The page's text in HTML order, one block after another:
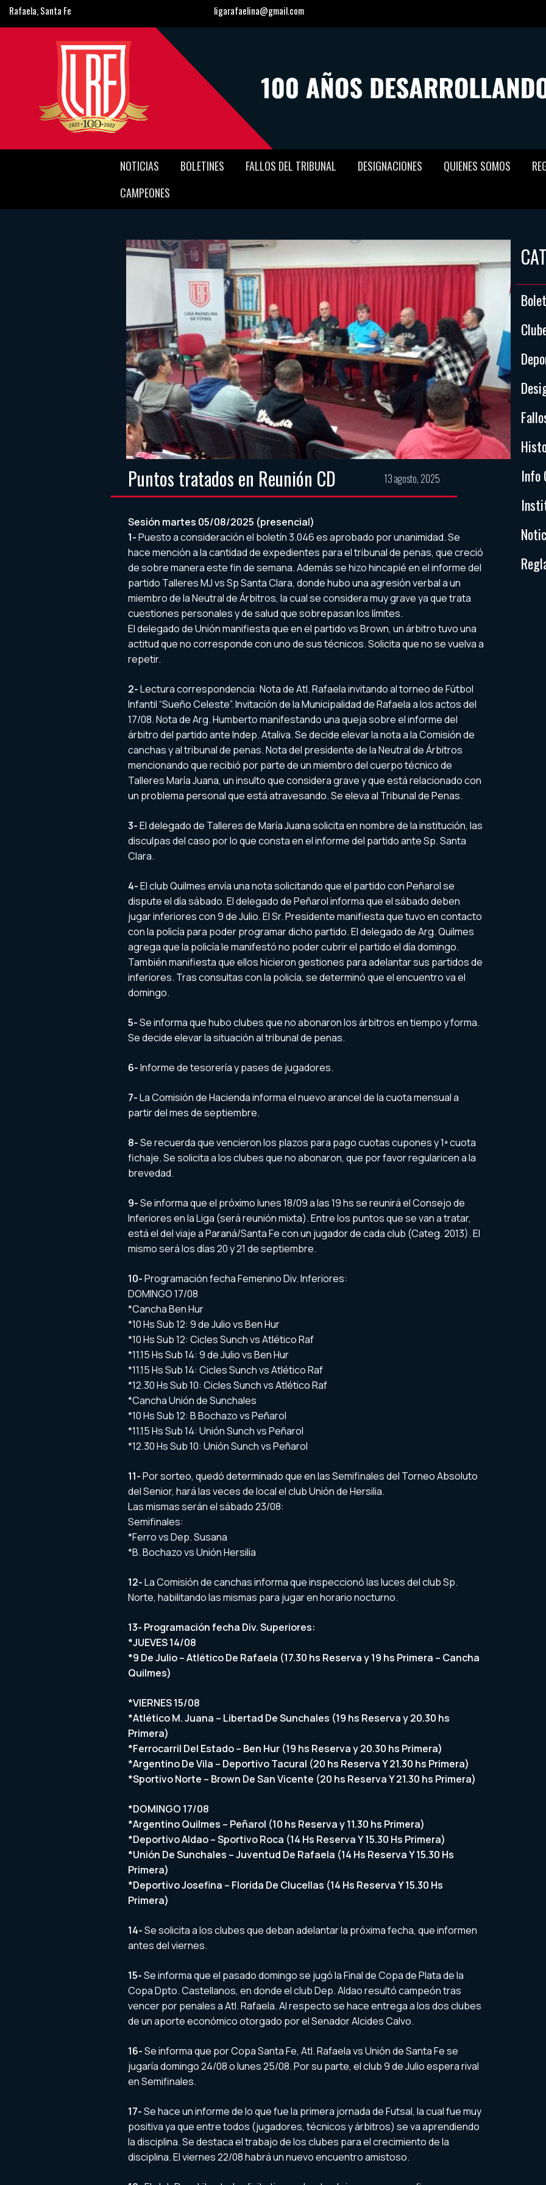
Rafaela, Santa Fe ligarafaelina@gmail.com
NOTICIAS BOLETINES FALLOS DEL TRIBUNAL DESIGNACIONES QUIENES SOMOS
CAMPEONES
Puntos tratados en Reunión CD 13 agosto, 2025
Sesión martes 05/08/2025 (presencial)
1-Puesto a consideración el boletín 3.046 es aprobado por unanimidad. Se
hace mención a la cantidad de expedientes para el tribunal de penas, que creció
de sobre manera este fin de semana. Además se hizo hincapié en el informe del
partido Talleres MJ vs Sp Santa Clara, donde hubo una agresión verbal a un
miembro de la Neutral de Árbitros, la cual se considera muy grave ya que trata
cuestiones personales y de salud que sobrepasan los límites.
El delegado de Unión manifiesta que en el partido vs Brown, un árbitro tuvo una
actitud que no corresponde con uno de sus técnicos. Solicita que no se vuelva a
repetir.
2-Lectura correspondencia: Nota de Atl. Rafaela invitando al torneo de Fútbol
Infantil “Sueño Celeste”. Invitación de la Municipalidad de Rafaela a los actos del
17/08. Nota de Arg. Humberto manifestando una queja sobre el informe del
árbitro del partido ante Indep. Ataliva. Se decide elevar la nota a la Comisión de
canchas y al tribunal de penas. Nota del presidente de la Neutral de Árbitros
mencionando que recibió por parte de un miembro del cuerpo técnico de
Talleres María Juana, un insulto que considera grave y que está relacionado con
un problema personal que está atravesando. Se eleva al Tribunal de Penas.
3-El delegado de Talleres de María Juana solicita en nombre de la institución, las
disculpas del caso por lo que consta en el informe del partido ante Sp. Santa
Clara.
4-El club Quilmes envía una nota solicitando que el partido con Peñarol se
dispute el día sábado. El delegado de Peñarol informa que el sábado deben
jugar inferiores con 9 de Julio. El Sr. Presidente manifiesta que tuvo en contacto
con la policía para poder programar dicho partido. El delegado de Arg. Quilmes
agrega que la policía le manifestó no poder cubrir el partido el día domingo.
También manifiesta que ellos hicieron gestiones para adelantar sus partidos de
inferiores. Tras consultas con la policía, se determinó que el encuentro va el
domingo.
5-Se informa que hubo clubes que no abonaron los árbitros en tiempo y forma.
Se decide elevar la situación al tribunal de penas.
6-Informe de tesorería y pases de jugadores.
7-La Comisión de Hacienda informa el nuevo arancel de la cuota mensual a
partir del mes de septiembre.
8-Se recuerda que vencieron los plazos para pago cuotas cupones y 1ª cuota
fichaje. Se solicita a los clubes que no abonaron, que por favor regularicen a la
brevedad.
9-Se informa que el próximo lunes 18/09 a las 19 hs se reunirá el Consejo de
Inferiores en la Liga (será reunión mixta). Entre los puntos que se van a tratar,
está el del viaje a Paraná/Santa Fe con un jugador de cada club (Categ. 2013). El
mismo será los días 20 y 21 de septiembre.
10-Programación fecha Femenino Div. Inferiores:
DOMINGO 17/08
*Cancha Ben Hur
*10 Hs Sub 12: 9 de Julio vs Ben Hur
*10 Hs Sub 12: Cicles Sunch vs Atlético Raf
*11.15 Hs Sub 14: 9 de Julio vs Ben Hur
*11.15 Hs Sub 14: Cicles Sunch vs Atlético Raf
*12.30 Hs Sub 10: Cicles Sunch vs Atlético Raf
*Cancha Unión de Sunchales
*10 Hs Sub 12: B Bochazo vs Peñarol
*11.15 Hs Sub 14: Unión Sunch vs Peñarol
*12.30 Hs Sub 10: Unión Sunch vs Peñarol
11-Por sorteo, quedó determinado que en las Semifinales del Torneo Absoluto
del Senior, hará las veces de local el club Unión de Hersilia.
Las mismas serán el sábado 23/08:
Semifinales:
*Ferro vs Dep. Susana
*B. Bochazo vs Unión Hersilia
12-La Comisión de canchas informa que inspeccionó las luces del club Sp.
Norte, habilitando las mismas para jugar en horario nocturno.
13- Programación fecha Div. Superiores:
*JUEVES 14/08
*9 De Julio – Atlético De Rafaela (17.30 hs Reserva y 19 hs Primera – Cancha
Quilmes)
*VIERNES 15/08
*Atlético M. Juana – Libertad De Sunchales (19 hs Reserva y 20.30 hs
Primera)
*Ferrocarril Del Estado – Ben Hur (19 hs Reserva y 20.30 hs Primera)
*Argentino De Vila – Deportivo Tacural (20 hs Reserva Y 21.30 hs Primera)
*Sportivo Norte – Brown De San Vicente (20 hs Reserva Y 21.30 hs Primera)
*DOMINGO 17/08
*Argentino Quilmes – Peñarol (10 hs Reserva y 11.30 hs Primera)
*Deportivo Aldao – Sportivo Roca (14 Hs Reserva Y 15.30 Hs Primera)
*Unión De Sunchales – Juventud De Rafaela (14 Hs Reserva Y 15.30 Hs
Primera)
*Deportivo Josefina – Florida De Clucellas (14 Hs Reserva Y 15.30 Hs
Primera)
14-Se solicita a los clubes que deban adelantar la próxima fecha, que informen
antes del viernes.
15-Se informa que el pasado domingo se jugó la Final de Copa de Plata de la
Copa Dpto. Castellanos, en donde el club Dep. Aldao resultó campeón tras
vencer por penales a Atl. Rafaela. Al respecto se hace entrega a los dos clubes
de un aporte económico otorgado por el Senador Alcides Calvo.
16-Se informa que por Copa Santa Fe, Atl. Rafaela vs Unión de Santa Fe se
jugaría domingo 24/08 o lunes 25/08. Por su parte, el club 9 de Julio espera rival
en Semifinales.
17-Se hace un informe de lo que fue la primera jornada de Futsal, la cual fue muy
positiva ya que entre todos (jugadores, técnicos y árbitros) se va aprendiendo
la disciplina. Se destaca el trabajo de los clubes para el crecimiento de la
disciplina. El viernes 22/08 habrá un nuevo encuentro amistoso.
Info